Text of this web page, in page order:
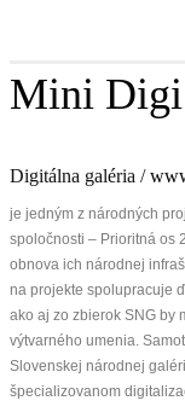
Mini
Digitálna galéria /
je jedným z národných
spoločnosti – Prioritná os
obnova ich národnej
na projekte spolupracuje
ako aj zo zbierok SNG by
výtvarného umenia.
Slovenskej národnej
špecializovanom